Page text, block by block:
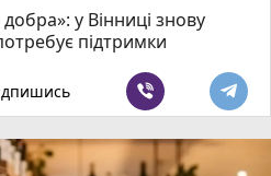
у Вінниці знову
підтримки